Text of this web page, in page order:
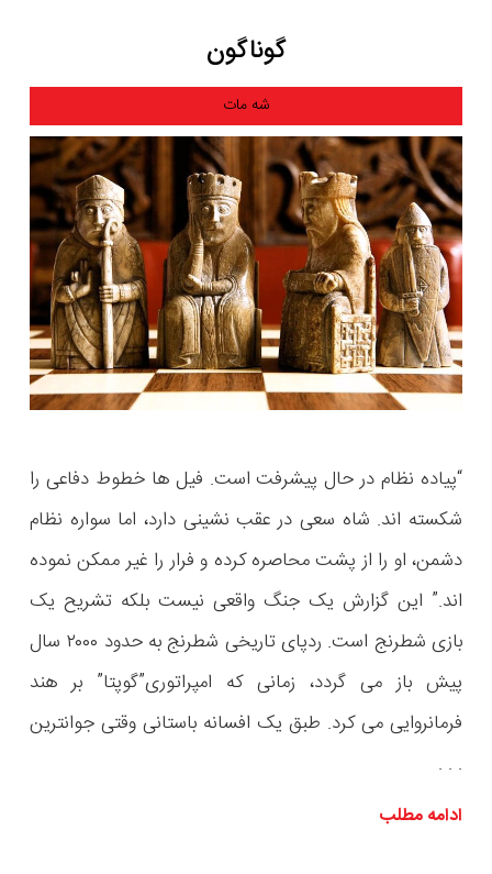
گوناگون
شه مات
“پیاده نظام در حال پیشرفت است. فیل ها خطوط دفاعی را
شکسته اند. شاه سعی در عقب نشینی دارد، اما سواره نظام
دشمن، او را از پشت محاصره کرده و فرار را غیر ممکن نموده
اند.” این گزارش یک جنگ واقعی نیست بلکه تشریح یک
بازی شطرنج است. ردپای تاریخی شطرنج به حدود ۲۰۰۰ سال
پیش باز می گردد، زمانی که امپراتوری”گوپتا” بر هند
فرمانروایی می کرد. طبق یک افسانه باستانی وقتی جوانترین
. . .
ادامه مطلب